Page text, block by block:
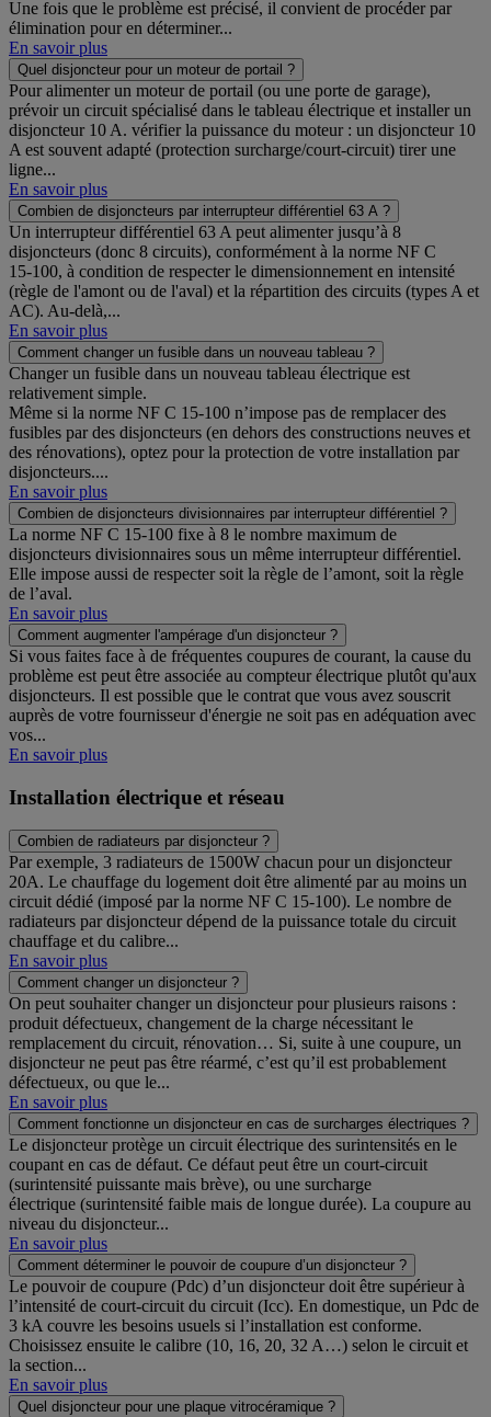
Une fois que le problème est précisé, il convient de procéder par
élimination pour en déterminer...
En savoir plus
Quel disjoncteur pour un moteur de portail ?
Pour alimenter un moteur de portail (ou une porte de garage),
prévoir un circuit spécialisé dans le tableau électrique et installer un
disjoncteur 10 A. vérifier la puissance du moteur : un disjoncteur 10
A est souvent adapté (protection surcharge/court-circuit) tirer une
ligne...
En savoir plus
Combien de disjoncteurs par interrupteur différentiel 63 A ?
Un interrupteur différentiel 63 A peut alimenter jusqu’à 8
disjoncteurs (donc 8 circuits), conformément à la norme NF C
15‑100, à condition de respecter le dimensionnement en intensité
(règle de l'amont ou de l'aval) et la répartition des circuits (types A et
AC). Au‑delà,...
En savoir plus
Comment changer un fusible dans un nouveau tableau ?
Changer un fusible dans un nouveau tableau électrique est
relativement simple.
Même si la norme NF C 15-100 n’impose pas de remplacer des
fusibles par des disjoncteurs (en dehors des constructions neuves et
des rénovations), optez pour la protection de votre installation par
disjoncteurs....
En savoir plus
Combien de disjoncteurs divisionnaires par interrupteur différentiel ?
La norme NF C 15-100 fixe à 8 le nombre maximum de
disjoncteurs divisionnaires sous un même interrupteur différentiel.
Elle impose aussi de respecter soit la règle de l’amont, soit la règle
de l’aval.
En savoir plus
Comment augmenter l'ampérage d'un disjoncteur ?
Si vous faites face à de fréquentes coupures de courant, la cause du
problème est peut être associée au compteur électrique plutôt qu'aux
disjoncteurs. Il est possible que le contrat que vous avez souscrit
auprès de votre fournisseur d'énergie ne soit pas en adéquation avec
vos...
En savoir plus
Installation électrique et réseau
Combien de radiateurs par disjoncteur ?
Par exemple, 3 radiateurs de 1500W chacun pour un disjoncteur
20A. Le chauffage du logement doit être alimenté par au moins un
circuit dédié (imposé par la norme NF C 15-100). Le nombre de
radiateurs par disjoncteur dépend de la puissance totale du circuit
chauffage et du calibre...
En savoir plus
Comment changer un disjoncteur ?
On peut souhaiter changer un disjoncteur pour plusieurs raisons :
produit défectueux, changement de la charge nécessitant le
remplacement du circuit, rénovation… Si, suite à une coupure, un
disjoncteur ne peut pas être réarmé, c’est qu’il est probablement
défectueux, ou que le...
En savoir plus
Comment fonctionne un disjoncteur en cas de surcharges électriques ?
Le disjoncteur protège un circuit électrique des surintensités en le
coupant en cas de défaut. Ce défaut peut être un court-circuit
(surintensité puissante mais brève), ou une surcharge
électrique (surintensité faible mais de longue durée). La coupure au
niveau du disjoncteur...
En savoir plus
Comment déterminer le pouvoir de coupure d’un disjoncteur ?
Le pouvoir de coupure (Pdc) d’un disjoncteur doit être supérieur à
l’intensité de court‑circuit du circuit (Icc). En domestique, un Pdc de
3 kA couvre les besoins usuels si l’installation est conforme.
Choisissez ensuite le calibre (10, 16, 20, 32 A…) selon le circuit et
la section...
En savoir plus
Quel disjoncteur pour une plaque vitrocéramique ?